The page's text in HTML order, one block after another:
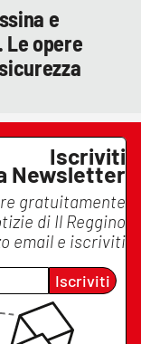
e
Le opere
Iscriviti
Newsletter
gratuitamente
di Il Reggino
email e iscriviti
Iscriviti